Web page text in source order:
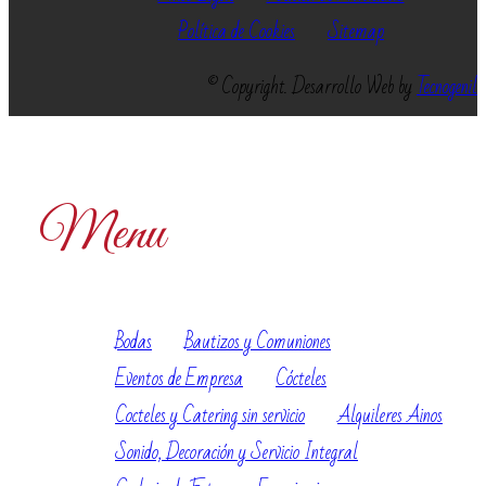
Política de Cookies
Sitemap
© Copyright. Desarrollo Web byTecnogenil
Menu
Bodas
Bautizos y Comuniones
Eventos de Empresa
Cócteles
Cocteles y Catering sin servicio
Alquileres Ainos
Sonido, Decoración y Servicio Integral